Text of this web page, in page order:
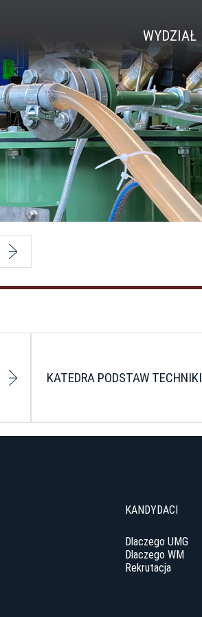
WYDZIAŁ
KATEDRA PODSTAW TECHNIKI
KANDYDACI
Dlaczego UMG
Dlaczego WM
Rekrutacja